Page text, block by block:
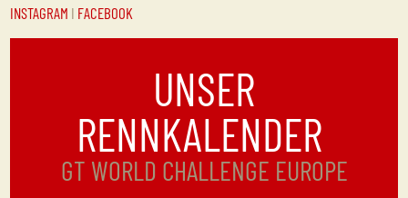
INSTAGRAM I FACEBOOK
UNSER
RENNKALENDER
GT WORLD CHALLENGE EUROPE